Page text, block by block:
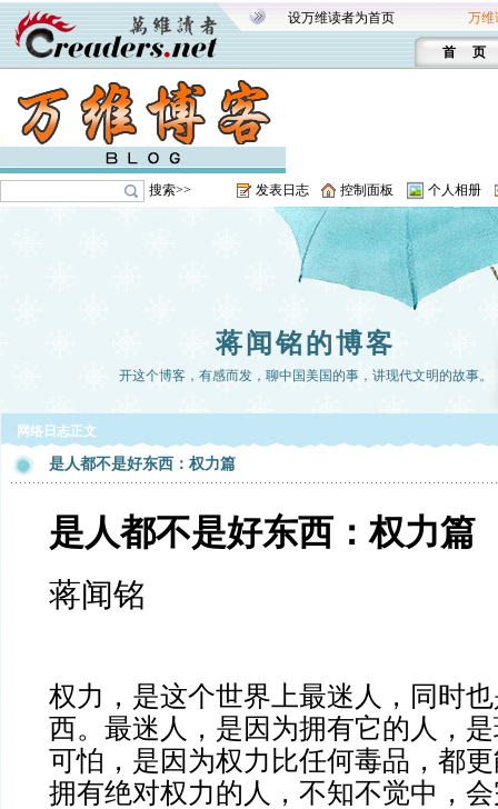
设万维读者为首页 万维
首 页
搜索>> 发表日志 控制面板 个人相册
蒋闻铭的博客
开这个博客，有感而发，聊中国美国的事，讲现代文明的故事。
网络日志正文
是人都不是好东西：权力篇
是人都不是好东西：权力篇
蒋闻铭
权力，是这个世界上最迷人，同时
西。最迷人，是因为拥有它的人，
可怕，是因为权力比任何毒品，都
拥有绝对权力的人，不知不觉中，